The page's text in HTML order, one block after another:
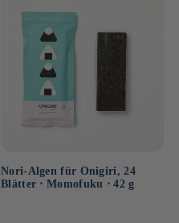
Nori-Algen für Onigiri, 24
Blätter ⋅ Momofuku ⋅ 42 g